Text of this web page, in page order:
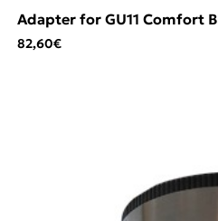
Adapter for GU11 Comfort
82,60€